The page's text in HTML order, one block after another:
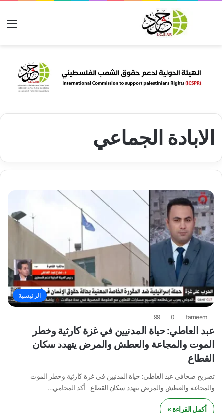
بحث عن
الابادة الجماعي
الرئيسية
tarneem
0
99
عبد العاطي: حياة المدنيين في غزة كارثية وخطر
الموت والمجاعة والعطش والمرض يتهدد سكان
القطاع
تصريح صحافي عبد العاطي: حياة المدنيين في غزة كارثية وخطر الموت
والمجاعة والعطش والمرض يتهدد سكان القطاع أكد المحامي…
أكمل القراءة »